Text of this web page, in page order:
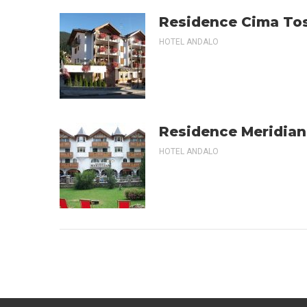
Residence Cima
HOTEL ANDALO
Residence
HOTEL ANDALO